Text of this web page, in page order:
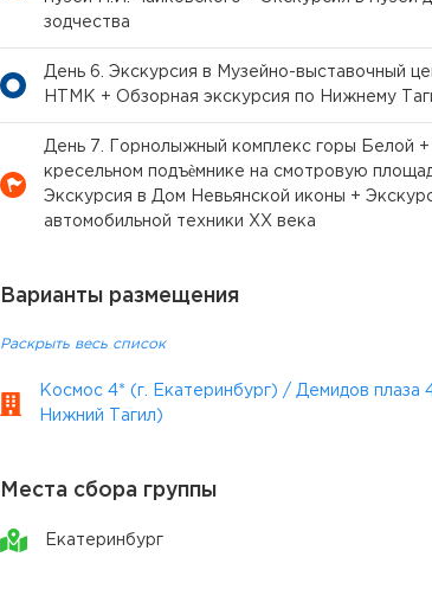
зодчества
День 6. Экскурсия в Музейно-выставочный
НТМК + Обзорная экскурсия по Нижнему
День 7. Горнолыжный комплекс горы Белой +
кресельном подъѐмнике на смотровую
Экскурсия в Дом Невьянской иконы +
автомобильной техники XX века
Варианты размещения
Раскрыть весь список
Космос 4* (г. Екатеринбург) / Демидов плаза
Нижний Тагил)
Места сбора группы
Екатеринбург